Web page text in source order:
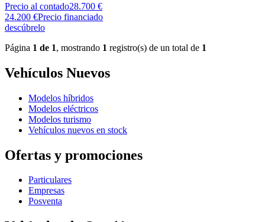
Precio al contado28.700 €
24.200 €Precio financiado
descúbrelo
Página 1 de 1, mostrando 1 registro(s) de un total de 1
Vehículos Nuevos
Modelos híbridos
Modelos eléctricos
Modelos turismo
Vehículos nuevos en stock
Ofertas y promociones
Particulares
Empresas
Posventa